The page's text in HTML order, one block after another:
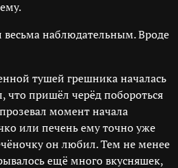
весьма наблюдательным. Вроде
тушей грешника началась
что пришёл черёд побороться
момент начала
или печень ему точно уже
он любил. Тем не менее
ещё много вкусняшек,